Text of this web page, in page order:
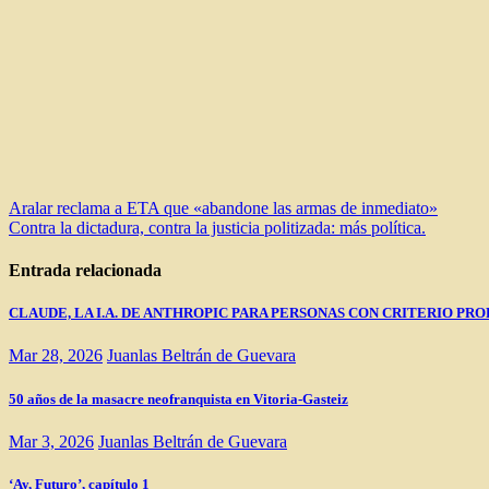
Navegación
de
entradas
Aralar reclama a ETA que «abandone las armas de inmediato»
Contra la dictadura, contra la justicia politizada: más política.
Entrada relacionada
CLAUDE, LA I.A. DE ANTHROPIC PARA PERSONAS CON CRITERIO
Mar 28, 2026 Juanlas Beltrán de Guevara
50 años de la masacre neofranquista en Vitoria-Gasteiz
Mar 3, 2026 Juanlas Beltrán de Guevara
‘Ay, Futuro’, capítulo 1